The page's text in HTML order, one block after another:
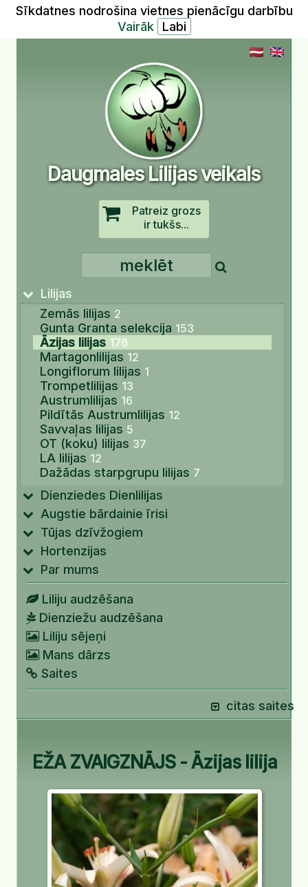
Sīkdatnes nodrošina vietnes pienācīgu darbību
Vairāk
Daugmales Lilijas veikals
Patreiz grozs
ir tukšs...
Lilijas
Zemās lilijas 2
Gunta Granta selekcija 153
Āzijas lilijas 176
Martagonlilijas 12
Longiflorum lilijas 1
Trompetlilijas 13
Austrumlilijas 16
Pildītās Austrumlilijas 12
Savvaļas lilijas 5
OT (koku) lilijas 37
LA lilijas 12
Dažādas starpgrupu lilijas 7
Dienziedes Dienlilijas
Augstie bārdainie īrisi
Tūjas dzīvžogiem
Hortenzijas
Par mums
Liliju audzēšana
Dienziežu audzēšana
Liliju sējeņi
Mans dārzs
Saites
citas saites
EŽA ZVAIGZNĀJS - Āzijas lilija